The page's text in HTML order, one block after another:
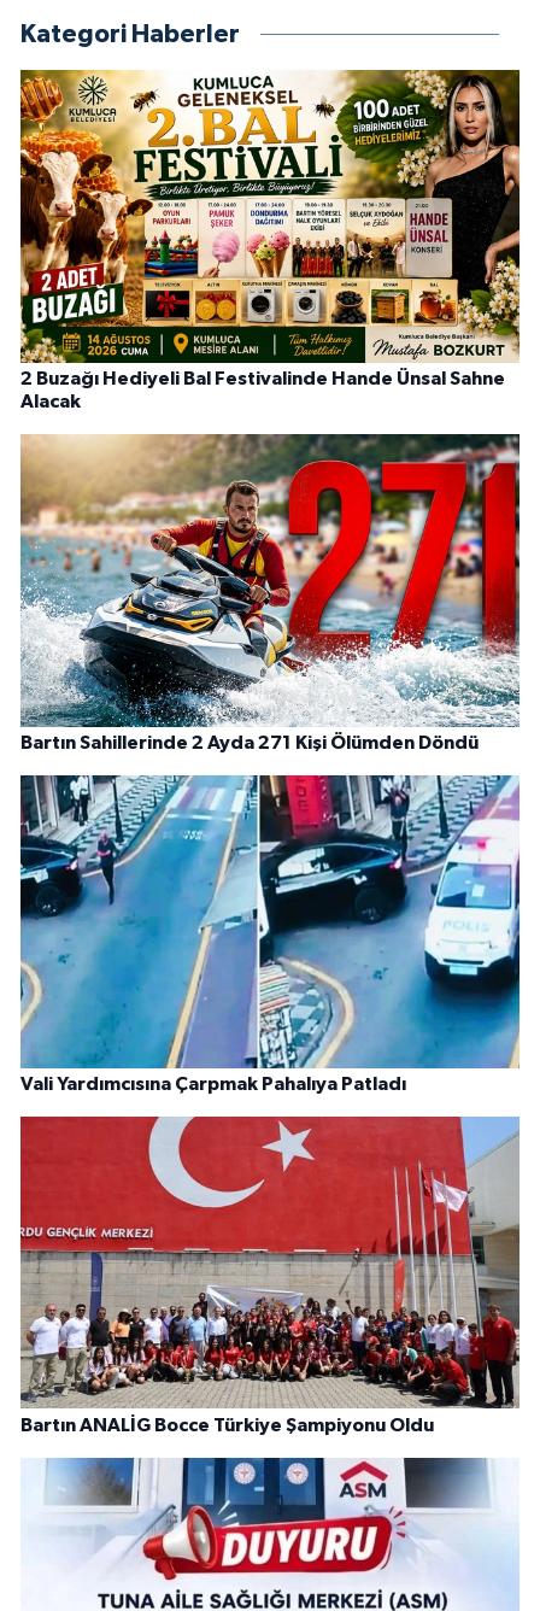
Kategori Haberler
2 Buzağı Hediyeli Bal Festivalinde Hande Ünsal Sahne
Alacak
Bartın Sahillerinde 2 Ayda 271 Kişi Ölümden Döndü
Vali Yardımcısına Çarpmak Pahalıya Patladı
Bartın ANALİG Bocce Türkiye Şampiyonu Oldu